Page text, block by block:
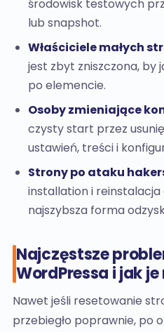
środowisk testowych
lub snapshot.
Właściciele małych
jest zbyt zniszczona,
po elemencie.
Osoby zmieniające
czysty start przez
ustawień, treści i
Strony po ataku
installation i
najszybsza forma
Najczęstsze
WordPressa i jak
Nawet jeśli resetowanie
przebiegło poprawnie, po